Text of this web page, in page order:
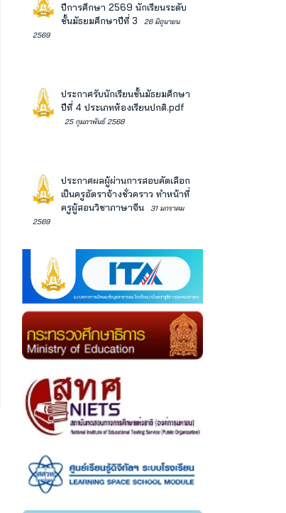
ปีการศึกษา 2569 นักเรียนระดับ
ชั้นมัธยมศึกษาปีที่ 3
26 มิถุนายน
2569
ประกาศรับนักเรียนชั้นมัธยมศึกษา
ปีที่ 4 ประเภทห้องเรียนปกติ.pdf
25 กุมภาพันธ์ 2568
ประกาศผลผู้ผ่านการสอบคัดเลือก
เป็นครูอัตราจ้างชั่วคราว ทำหน้าที่
ครูผู้สอนวิชาภาษาจีน
31 มกราคม
2569